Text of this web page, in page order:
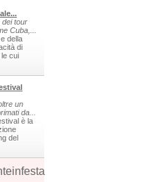
dei tour
Cuba,...
della
di
cui
un
da...
è la
del